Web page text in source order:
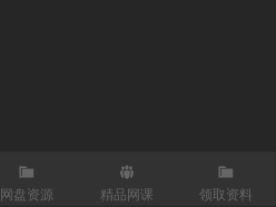
网盘资源 精品网课 领取资料